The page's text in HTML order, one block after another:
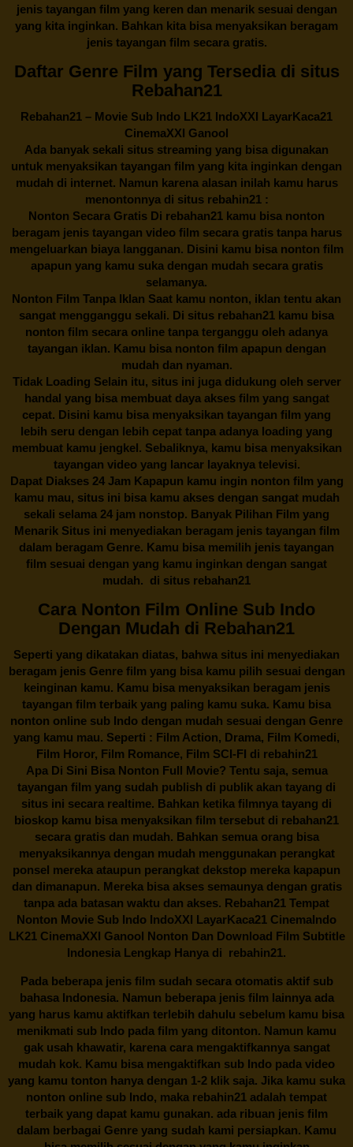
jenis tayangan film yang keren dan menarik sesuai dengan
yang kita inginkan. Bahkan kita bisa menyaksikan beragam
jenis tayangan film secara gratis.
Daftar Genre Film yang Tersedia di situs
Rebahan21
Rebahan21 – Movie Sub Indo LK21 IndoXXI LayarKaca21
CinemaXXI Ganool
Ada banyak sekali situs streaming yang bisa digunakan
untuk menyaksikan tayangan film yang kita inginkan dengan
mudah di internet. Namun karena alasan inilah kamu harus
menontonnya di situs rebahin21 :
Nonton Secara Gratis Di rebahan21 kamu bisa nonton
beragam jenis tayangan video film secara gratis tanpa harus
mengeluarkan biaya langganan. Disini kamu bisa nonton film
apapun yang kamu suka dengan mudah secara gratis
selamanya.
Nonton Film Tanpa Iklan Saat kamu nonton, iklan tentu akan
sangat mengganggu sekali. Di situs rebahan21 kamu bisa
nonton film secara online tanpa terganggu oleh adanya
tayangan iklan. Kamu bisa nonton film apapun dengan
mudah dan nyaman.
Tidak Loading Selain itu, situs ini juga didukung oleh server
handal yang bisa membuat daya akses film yang sangat
cepat. Disini kamu bisa menyaksikan tayangan film yang
lebih seru dengan lebih cepat tanpa adanya loading yang
membuat kamu jengkel. Sebaliknya, kamu bisa menyaksikan
tayangan video yang lancar layaknya televisi.
Dapat Diakses 24 Jam Kapapun kamu ingin nonton film yang
kamu mau, situs ini bisa kamu akses dengan sangat mudah
sekali selama 24 jam nonstop. Banyak Pilihan Film yang
Menarik Situs ini menyediakan beragam jenis tayangan film
dalam beragam Genre. Kamu bisa memilih jenis tayangan
film sesuai dengan yang kamu inginkan dengan sangat
mudah. di situs rebahan21
Cara Nonton Film Online Sub Indo
Dengan Mudah di Rebahan21
Seperti yang dikatakan diatas, bahwa situs ini menyediakan
beragam jenis Genre film yang bisa kamu pilih sesuai dengan
keinginan kamu. Kamu bisa menyaksikan beragam jenis
tayangan film terbaik yang paling kamu suka. Kamu bisa
nonton online sub Indo dengan mudah sesuai dengan Genre
yang kamu mau. Seperti : Film Action, Drama, Film Komedi,
Film Horor, Film Romance, Film SCI-FI di rebahin21
Apa Di Sini Bisa Nonton Full Movie? Tentu saja, semua
tayangan film yang sudah publish di publik akan tayang di
situs ini secara realtime. Bahkan ketika filmnya tayang di
bioskop kamu bisa menyaksikan film tersebut di rebahan21
secara gratis dan mudah. Bahkan semua orang bisa
menyaksikannya dengan mudah menggunakan perangkat
ponsel mereka ataupun perangkat dekstop mereka kapapun
dan dimanapun. Mereka bisa akses semaunya dengan gratis
tanpa ada batasan waktu dan akses. Rebahan21 Tempat
Nonton Movie Sub Indo IndoXXI LayarKaca21 CinemaIndo
LK21 CinemaXXI Ganool Nonton Dan Download Film Subtitle
Indonesia Lengkap Hanya di rebahin21.
Pada beberapa jenis film sudah secara otomatis aktif sub
bahasa Indonesia. Namun beberapa jenis film lainnya ada
yang harus kamu aktifkan terlebih dahulu sebelum kamu bisa
menikmati sub Indo pada film yang ditonton. Namun kamu
gak usah khawatir, karena cara mengaktifkannya sangat
mudah kok. Kamu bisa mengaktifkan sub Indo pada video
yang kamu tonton hanya dengan 1-2 klik saja. Jika kamu suka
nonton online sub Indo, maka rebahin21 adalah tempat
terbaik yang dapat kamu gunakan. ada ribuan jenis film
dalam berbagai Genre yang sudah kami persiapkan. Kamu